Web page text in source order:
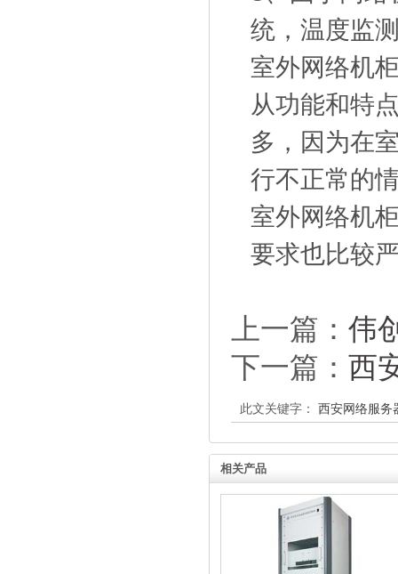
统，温度监
室外网络机
从功能和特
多，因为在
行不正常的
室外网络机
要求也比较
上一篇： 伟
下一篇： 西
此文关键字： 西安网络服务
相关产品